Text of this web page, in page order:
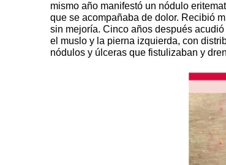
mismo año manifestó un nódulo
que se acompañaba de dolor. Recibió
sin mejoría. Cinco años después
el muslo y la pierna izquierda, con
nódulos y úlceras que fistulizaban y